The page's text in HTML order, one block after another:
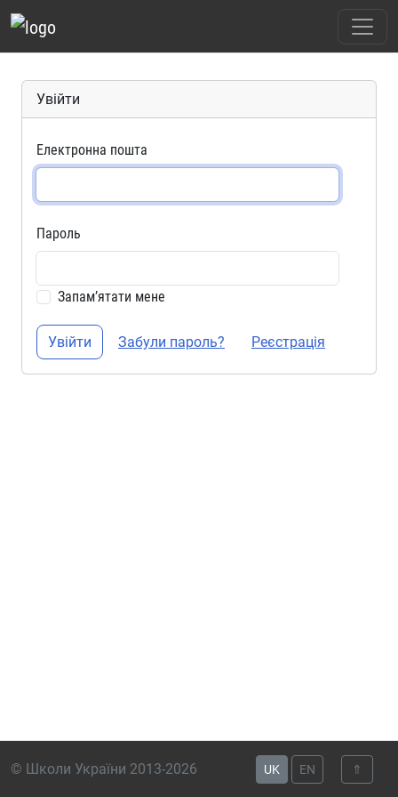
Увійти
Електронна пошта
Пароль
Запамʼятати мене
Увійти Забули пароль? Реєстрація
© Школи України 2013-2026 UK EN ⇑